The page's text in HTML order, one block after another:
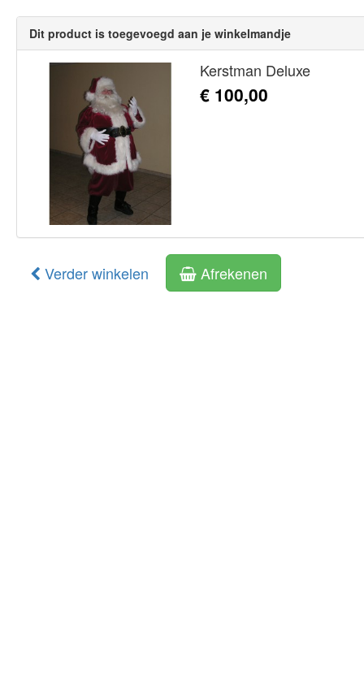
Dit product is toegevoegd aan je winkelmandje
Kerstman Deluxe
€ 100,00
Verder winkelen Afrekenen